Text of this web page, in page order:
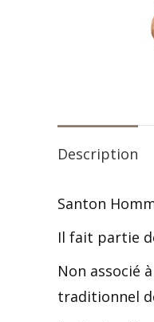
Description
Santon
Il fait partie
Non associé
traditionnel